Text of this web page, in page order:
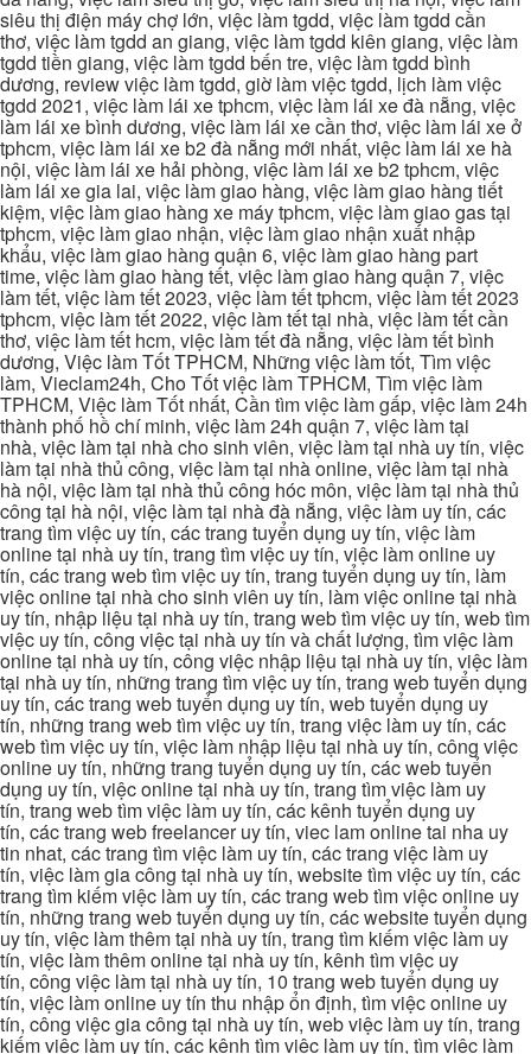
siêu thị điện máy chợ lớn, việc làm tgdd, việc làm tgdd cần
thơ, việc làm tgdd an giang, việc làm tgdd kiên giang, việc làm
tgdd tiền giang, việc làm tgdd bến tre, việc làm tgdd bình
dương, review việc làm tgdd, giờ làm việc tgdd, lịch làm việc
tgdd 2021, việc làm lái xe tphcm, việc làm lái xe đà nẵng, việc
làm lái xe bình dương, việc làm lái xe cần thơ, việc làm lái xe ở
tphcm, việc làm lái xe b2 đà nẵng mới nhất, việc làm lái xe hà
nội, việc làm lái xe hải phòng, việc làm lái xe b2 tphcm, việc
làm lái xe gia lai, việc làm giao hàng, việc làm giao hàng tiết
kiệm, việc làm giao hàng xe máy tphcm, việc làm giao gas tại
tphcm, việc làm giao nhận, việc làm giao nhận xuất nhập
khẩu, việc làm giao hàng quận 6, việc làm giao hàng part
time, việc làm giao hàng tết, việc làm giao hàng quận 7, việc
làm tết, việc làm tết 2023, việc làm tết tphcm, việc làm tết 2023
tphcm, việc làm tết 2022, việc làm tết tại nhà, việc làm tết cần
thơ, việc làm tết hcm, việc làm tết đà nẵng, việc làm tết bình
dương, Việc làm Tốt TPHCM, Những việc làm tốt, Tìm việc
làm, Vieclam24h, Cho Tốt việc làm TPHCM, Tìm việc làm
TPHCM, Việc làm Tốt nhất, Cần tìm việc làm gấp, việc làm 24h
thành phố hồ chí minh, việc làm 24h quận 7, việc làm tại
nhà, việc làm tại nhà cho sinh viên, việc làm tại nhà uy tín, việc
làm tại nhà thủ công, việc làm tại nhà online, việc làm tại nhà
hà nội, việc làm tại nhà thủ công hóc môn, việc làm tại nhà thủ
công tại hà nội, việc làm tại nhà đà nẵng, việc làm uy tín, các
trang tìm việc uy tín, các trang tuyển dụng uy tín, việc làm
online tại nhà uy tín, trang tìm việc uy tín, việc làm online uy
tín, các trang web tìm việc uy tín, trang tuyển dụng uy tín, làm
việc online tại nhà cho sinh viên uy tín, làm việc online tại nhà
uy tín, nhập liệu tại nhà uy tín, trang web tìm việc uy tín, web tìm
việc uy tín, công việc tại nhà uy tín và chất lượng, tìm việc làm
online tại nhà uy tín, công việc nhập liệu tại nhà uy tín, việc làm
tại nhà uy tín, những trang tìm việc uy tín, trang web tuyển dụng
uy tín, các trang web tuyển dụng uy tín, web tuyển dụng uy
tín, những trang web tìm việc uy tín, trang việc làm uy tín, các
web tìm việc uy tín, việc làm nhập liệu tại nhà uy tín, công việc
online uy tín, những trang tuyển dụng uy tín, các web tuyển
dụng uy tín, việc online tại nhà uy tín, trang tìm việc làm uy
tín, trang web tìm việc làm uy tín, các kênh tuyển dụng uy
tín, các trang web freelancer uy tín, viec lam online tai nha uy
tin nhat, các trang tìm việc làm uy tín, các trang việc làm uy
tín, việc làm gia công tại nhà uy tín, website tìm việc uy tín, các
trang tìm kiếm việc làm uy tín, các trang web tìm việc online uy
tín, những trang web tuyển dụng uy tín, các website tuyển dụng
uy tín, việc làm thêm tại nhà uy tín, trang tìm kiếm việc làm uy
tín, việc làm thêm online tại nhà uy tín, kênh tìm việc uy
tín, công việc làm tại nhà uy tín, 10 trang web tuyển dụng uy
tín, việc làm online uy tín thu nhập ổn định, tìm việc online uy
tín, công việc gia công tại nhà uy tín, web việc làm uy tín, trang
kiếm việc làm uy tín, các kênh tìm việc làm uy tín, tìm việc làm